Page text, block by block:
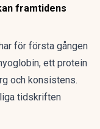
framtidens
för första gången
ett protein
och konsistens.
tidskriften